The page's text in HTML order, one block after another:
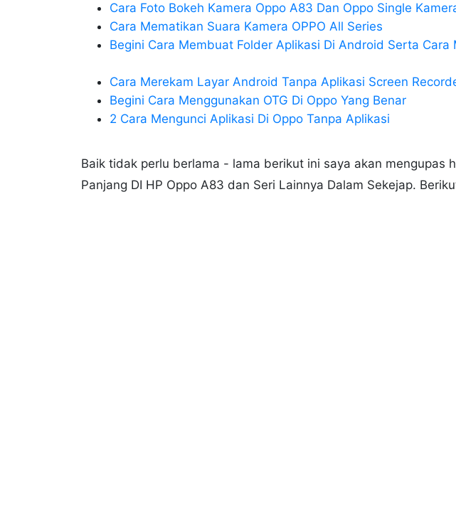
Cara Foto Bokeh Kamera Oppo A83 Dan Oppo Single
Cara Mematikan Suara Kamera OPPO All Series
Begini Cara Membuat Folder Aplikasi Di Android Serta
Cara Merekam Layar Android Tanpa Aplikasi Screen
Begini Cara Menggunakan OTG Di Oppo Yang Benar
2 Cara Mengunci Aplikasi Di Oppo Tanpa Aplikasi
Baik tidak perlu berlama - lama berikut ini saya akan mengupas
Panjang DI HP Oppo A83 dan Seri Lainnya Dalam Sekejap.